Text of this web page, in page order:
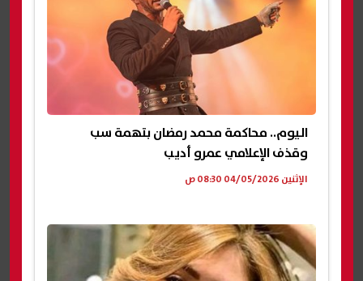
اليوم.. محاكمة محمد رمضان بتهمة سب
وقذف الإعلامي عمرو أديب
الإثنين 04/05/2026 08:30 ص